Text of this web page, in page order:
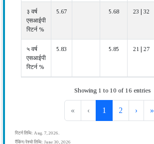
३ वर्ष
एसआईपी
रिटर्न %
5.67 5.68 23 | 32
५ वर्ष
एसआईपी
रिटर्न %
5.83 5.85 21 | 27
Showing 1 to 10 of 16 entries
« ‹ 1 2 › »
रिटर्न तिथि: Aug. 7, 2026.
रैंकिंग/रेश्यो तिथि: June 30, 2026